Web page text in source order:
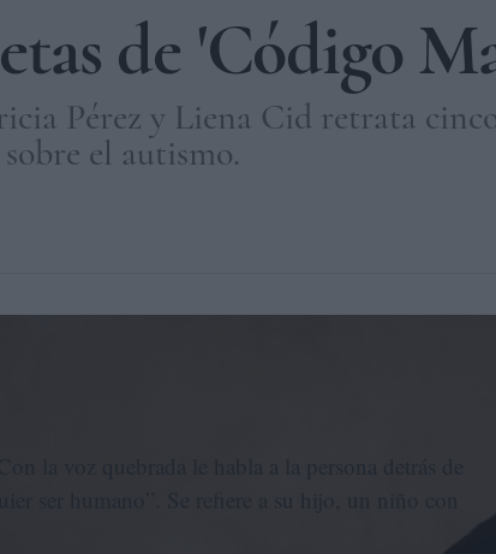
de 'Código
Pérez y Liena Cid retrata
el autismo.